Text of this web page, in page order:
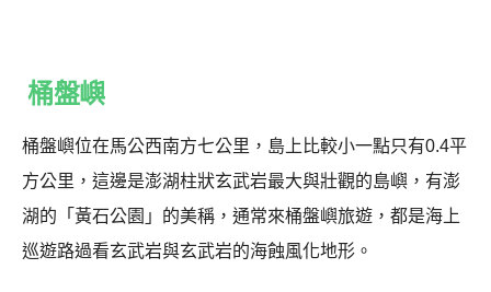
桶盤嶼
桶盤嶼位在馬公西南方七公里，島上比較小一點只有0.4平
方公里，這邊是澎湖柱狀玄武岩最大與壯觀的島嶼，有澎
湖的「黃石公園」的美稱，通常來桶盤嶼旅遊，都是海上
巡遊路過看玄武岩與玄武岩的海蝕風化地形。